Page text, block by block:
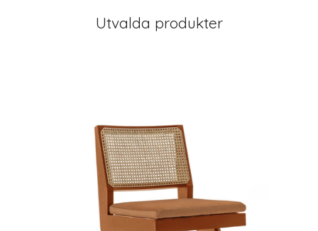
Utvalda produkter